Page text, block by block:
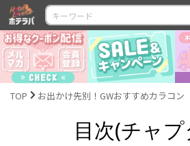
TOP
目次(チャ